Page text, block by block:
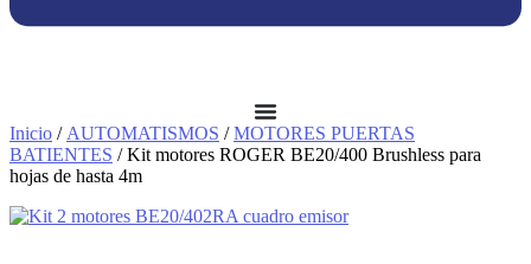
Inicio / AUTOMATISMOS /MOTORES PUERTAS
BATIENTES / Kit motores ROGER BE20/400 Brushless para
hojas de hasta 4m